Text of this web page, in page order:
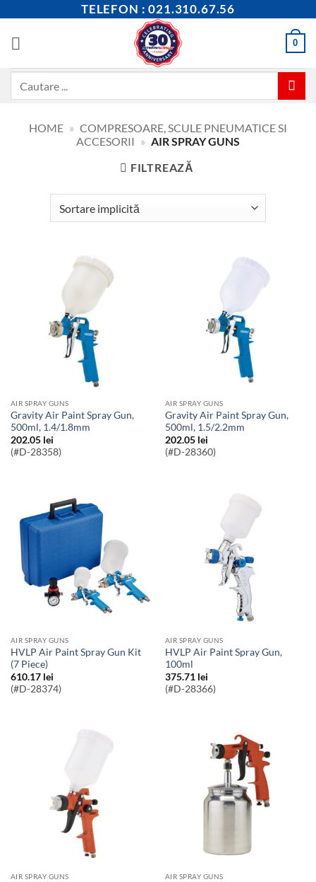
content
TELEFON : 021.310.67.56
0
HOME » COMPRESOARE, SCULE PNEUMATICE SI
ACCESORII » AIR SPRAY GUNS
FILTREAZĂ
AIR SPRAY GUNS
Gravity Air Paint Spray Gun,
500ml, 1.4/1.8mm
202.05 lei
(#D-28358)
AIR SPRAY GUNS
Gravity Air Paint Spray Gun,
500ml, 1.5/2.2mm
202.05 lei
(#D-28360)
AIR SPRAY GUNS
HVLP Air Paint Spray Gun Kit
(7 Piece)
610.17 lei
(#D-28374)
AIR SPRAY GUNS
HVLP Air Paint Spray Gun,
100ml
375.71 lei
(#D-28366)
AIR SPRAY GUNS AIR SPRAY GUNS